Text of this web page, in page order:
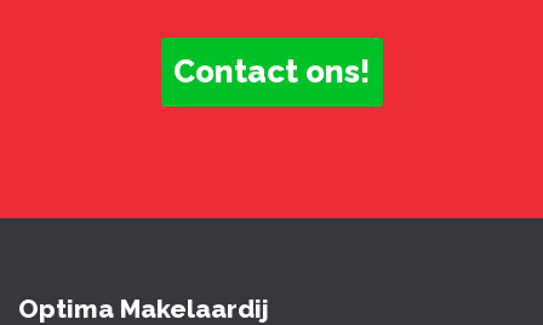
Contact ons!
Optima Makelaardij